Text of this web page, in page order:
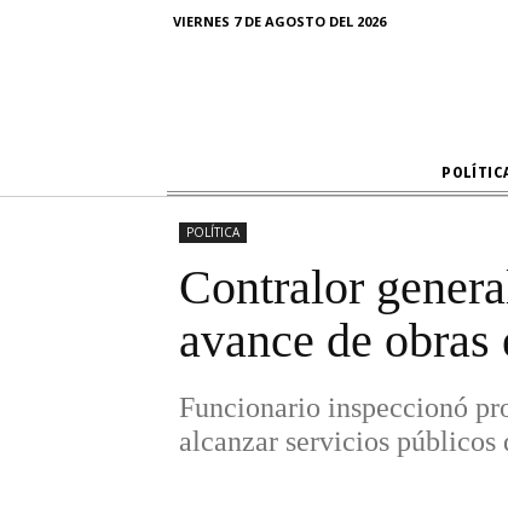
VIERNES 7 DE AGOSTO DEL 2026
POLÍTICA
Contralor
avance de obras
Funcionario inspeccionó
alcanzar servicios